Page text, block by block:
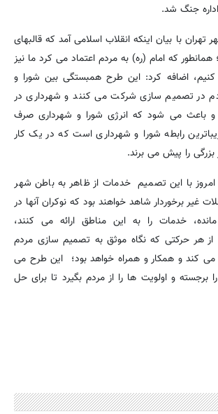
جنگ شد.
با بیان اینکه انقلاب اسلامی آمد که قالبهای
همانطور که امام (ره) به مردم اعتماد می کرد ما نیز
کنیم، اضافه کرد: این طرح همبستگی بین شورا و
در تصمیم سازی شرکت می کنند و شهرداری در
باعث می شود که انرژی شورا و شهرداری صرف
رابطه شورا و شهرداری است که در یک کار
را پیش می برند.
امروز با این تصمیم خدمات از ظاهر به باطن شهر
غیر برخوردار شاهد خواهند بود که نوکران آنها در
خدمات را به این مناطق ارائه می کنند،
از هر حرکتی که نگاه موثق به تصمیم سازی مردم
می کند و همکار و همراه خواهد بود؛ این طرح می
برجسته و اولویت ها را از مردم بگیرد تا برای حل